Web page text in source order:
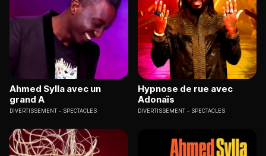
Ahmed Sylla avec un
grand A
DIVERTISSEMENT SPECTACLES
Hypnose de rue avec
Adonaïs
DIVERTISSEMENT SPECTACLES